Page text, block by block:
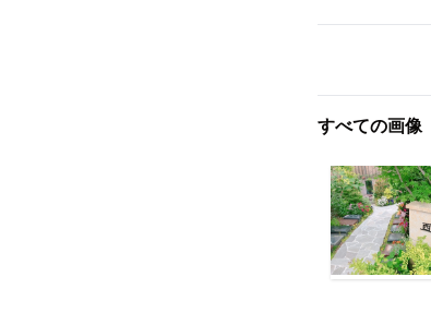
すべての画像